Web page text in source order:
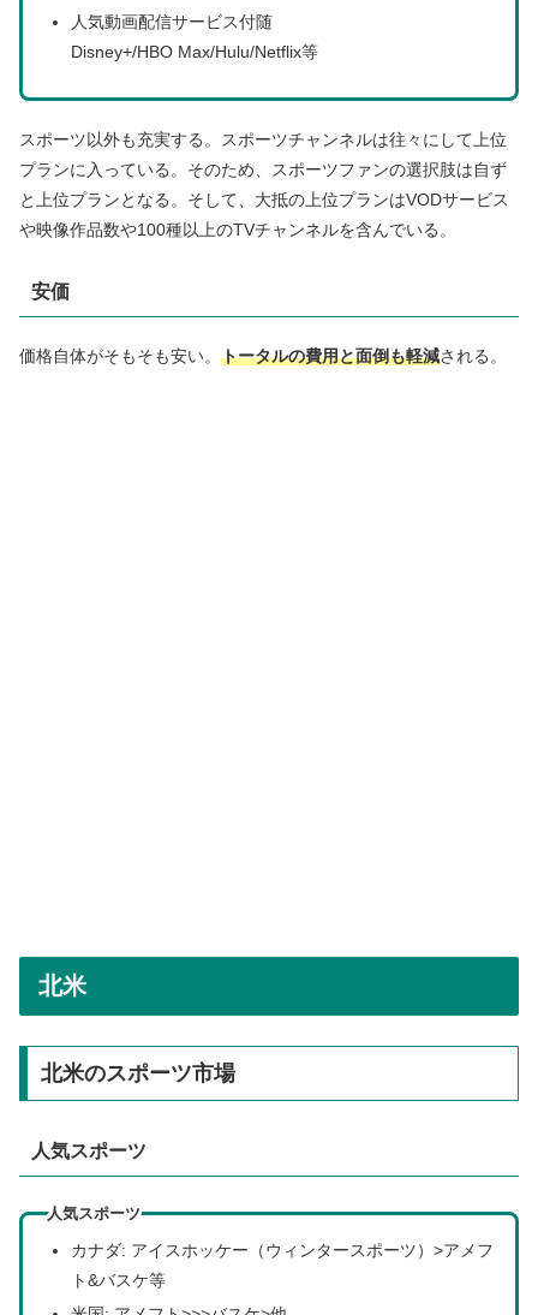
人気動画配信サービス付随
Disney+/HBO Max/Hulu/Netflix等
スポーツ以外も充実する。スポーツチャンネルは往々にして上位
プランに入っている。そのため、スポーツファンの選択肢は自ず
と上位プランとなる。そして、大抵の上位プランはVODサービス
や映像作品数や100種以上のTVチャンネルを含んでいる。
安価
価格自体がそもそも安い。 トータルの費用と面倒も軽減される。
北米
北米のスポーツ市場
人気スポーツ
人気スポーツ
カナダ: アイスホッケー（ウィンタースポーツ）>アメフ
ト&バスケ等